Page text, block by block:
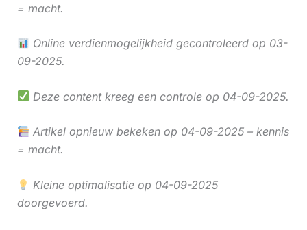
= macht.
Online verdienmogelijkheid gecontroleerd op 03-
09-2025.
Deze content kreeg een controle op 04-09-2025.
Artikel opnieuw bekeken op 04-09-2025 – kennis
= macht.
Kleine optimalisatie op 04-09-2025
doorgevoerd.